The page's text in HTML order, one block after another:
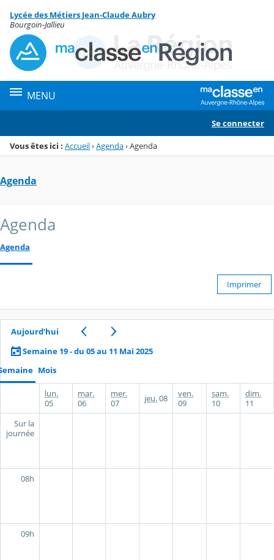
Menu de la rubrique
Contenu
Lycée des Métiers Jean-Claude Aubry
Bourgoin-Jallieu
MENU
Se connecter
Vous êtes ici : Accueil›Agenda›Agenda
Agenda
Agenda
Agenda
Imprimer
Aujourd’hui
Semaine 19 - du 05 au 11 Mai 2025
Mois
lun.
05
mar.
06
mer.
07
jeu.08
ven.
09
sam.
10
dim.
11
Sur la
journée
08h
09h